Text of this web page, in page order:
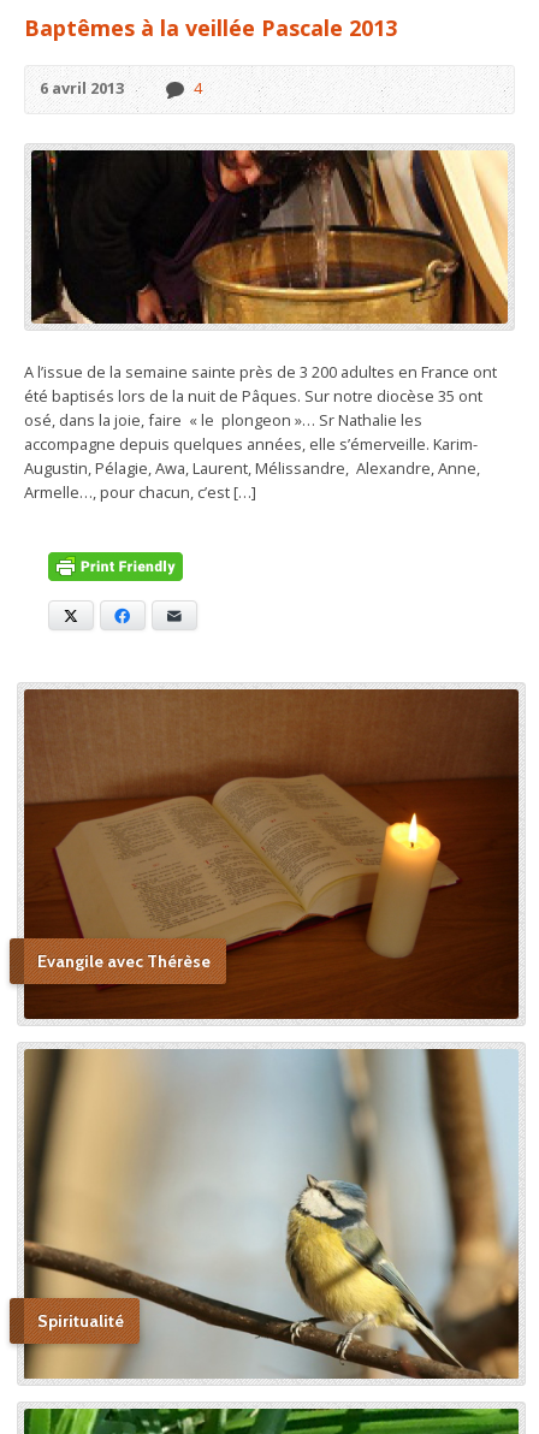
Baptêmes à la veillée Pascale 2013
6 avril 2013 4
A l’issue de la semaine sainte près de 3 200 adultes en France ont
été baptisés lors de la nuit de Pâques. Sur notre diocèse 35 ont
osé, dans la joie, faire « le plongeon »… Sr Nathalie les
accompagne depuis quelques années, elle s’émerveille. Karim-
Augustin, Pélagie, Awa, Laurent, Mélissandre, Alexandre, Anne,
Armelle…, pour chacun, c’est […]
Facebook
Evangile avec Thérèse
Spiritualité